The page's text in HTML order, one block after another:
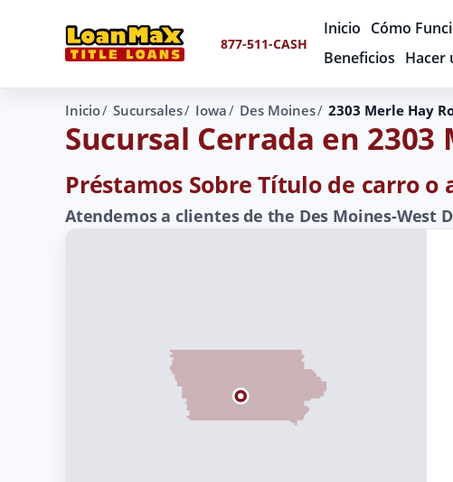
877-511-CASH
Inicio Cómo
Beneficios Hacer
Inicio Sucursales Iowa Des Moines 2303 Merle Hay
Sucursal Cerrada en 2303
Préstamos Sobre Título de carro o
Atendemos a clientes de the Des Moines-West